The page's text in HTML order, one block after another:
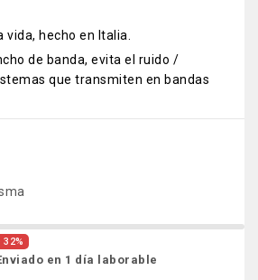
vida, hecho en Italia.
de banda, evita el ruido /
que transmiten en bandas
32%
en 1 día laborable